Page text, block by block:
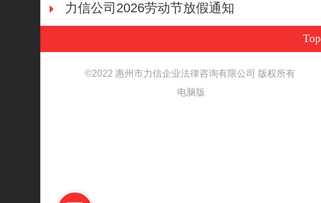
力信公司2026劳动节放假通知
Top
©2022 惠州市力信企业法律咨询有限公司 版权所有
电脑版